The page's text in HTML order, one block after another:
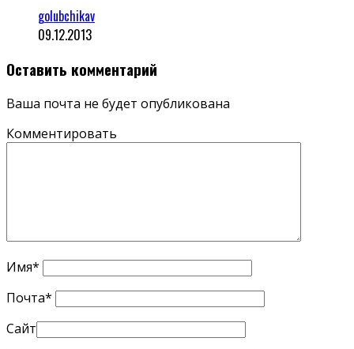
golubchikav
09.12.2013
Оставить комментарий
Ваша почта не будет опубликована
Комментировать
Имя*
Почта*
Сайт